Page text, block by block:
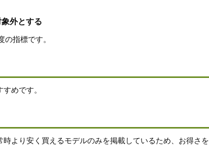
外とする
指標です。
めです。
より安く買えるモデルのみを掲載しているため、お得さを